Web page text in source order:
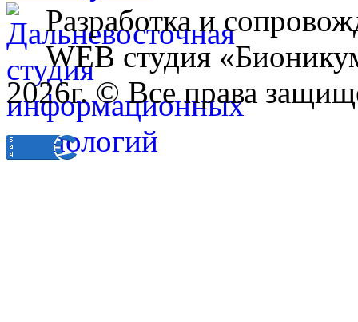
Разработка и
WEB студия
2026г. © Все права